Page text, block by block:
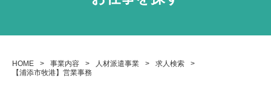
HOME 事業内容 人材派遣事業
求人検索
【浦添市牧港】営業事務